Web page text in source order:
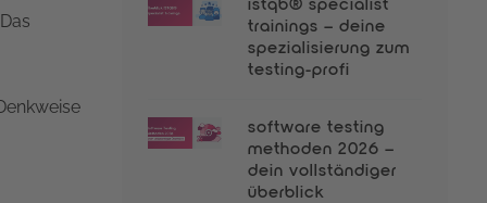
istqb® specialist
trainings – deine
spezialisierung zum
testing-profi
software testing
methoden 2026 –
dein vollständiger
überblick